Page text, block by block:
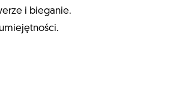
i bieganie.